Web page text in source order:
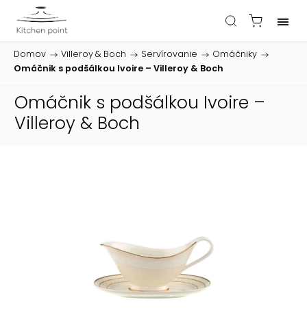
Domov / Villeroy & Boch / Servírovanie / Omáčniky /
Omáčnik s podšálkou Ivoire – Villeroy & Boch
Omáčnik s podšálkou Ivoire –
Villeroy & Boch